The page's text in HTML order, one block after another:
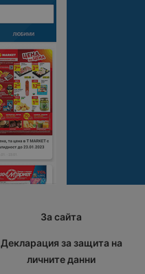
За сайта
Декларация за защита на
личните данни